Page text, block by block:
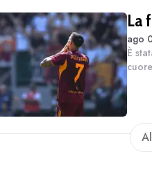
La
ago
È